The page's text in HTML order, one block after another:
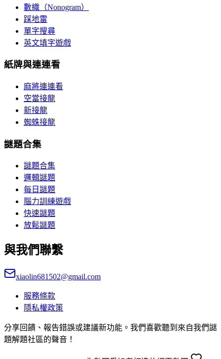
數織（Nonogram）
踩地雷
單字搜尋
英文填字遊戲
紙牌與連連看
麻將連連看
空當接龍
新接龍
蜘蛛接龍
謎題合集
謎題合集
邏輯謎題
每日謎題
腦力訓練遊戲
快速謎題
放鬆謎題
與我們聯繫
xiaolin681502@gmail.com
服務條款
隱私權政策
分享回饋、報告錯誤或建議新功能。我們喜歡聽到來自我們謎
題解題社區的聲音！